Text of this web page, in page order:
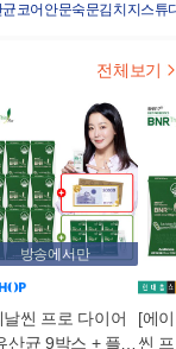
코어 안문숙문김치 지스튜
전체보기
방송에서만
날씬 프로 다이어
산균 9박스 + 플러
[에
씬